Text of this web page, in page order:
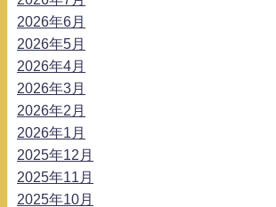
2026年6月
2026年5月
2026年4月
2026年3月
2026年2月
2026年1月
2025年12月
2025年11月
2025年10月